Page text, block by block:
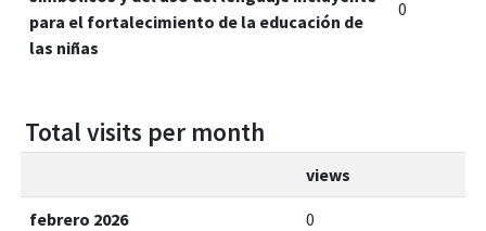
para el fortalecimiento de la educación de
las niñas
0
Total visits per month
views
febrero 2026 0